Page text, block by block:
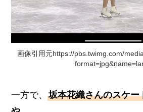
画像引用元https://pbs.twimg.com/
一方で、坂本花織さんのスケー